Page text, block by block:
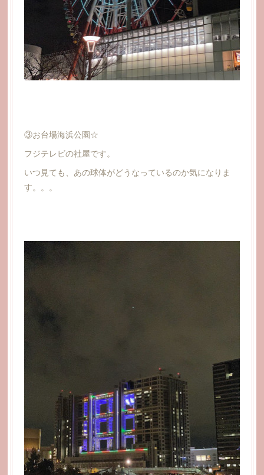
③お台場海浜公園☆
フジテレビの社屋です。
いつ見ても、あの球体がどうなっているのか気になりま
す。。。